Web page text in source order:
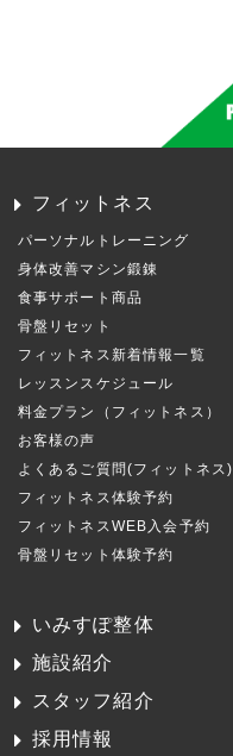
フィットネス
パーソナルトレーニング
身体改善マシン鍛錬
食事サポート商品
骨盤リセット
フィットネス新着情報一覧
レッスンスケジュール
料金プラン（フィットネス）
お客様の声
よくあるご質問(フィットネス)
フィットネス体験予約
フィットネスWEB入会予約
骨盤リセット体験予約
いみすぽ整体
施設紹介
スタッフ紹介
採用情報